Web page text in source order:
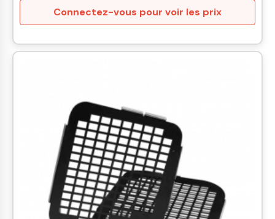
Connectez-vous pour voir les prix